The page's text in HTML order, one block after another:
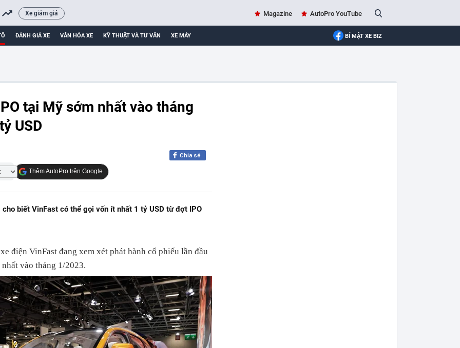
Xe giảm giá Magazine AutoPro YouTube
ĐÁNH GIÁ XE VĂN HÓA XE KỸ THUẬT VÀ TƯ VẤN XE MÁY BÍ MẬT XE BIZ
tại Mỹ sớm nhất vào tháng
USD
Chia sẻ
Thêm AutoPro trên Google
biết VinFast có thể gọi vốn ít nhất 1 tỷ USD từ đợt IPO
điện VinFast đang xem xét phát hành cổ phiếu lần đầu
vào tháng 1/2023.